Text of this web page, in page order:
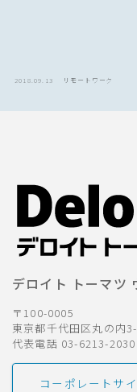
2018.09.13 リモートワーク
デロイト トーマツ
〒100-0005
東京都千代田区丸の内
代表電話 03-6213-2030
コーポレートサ